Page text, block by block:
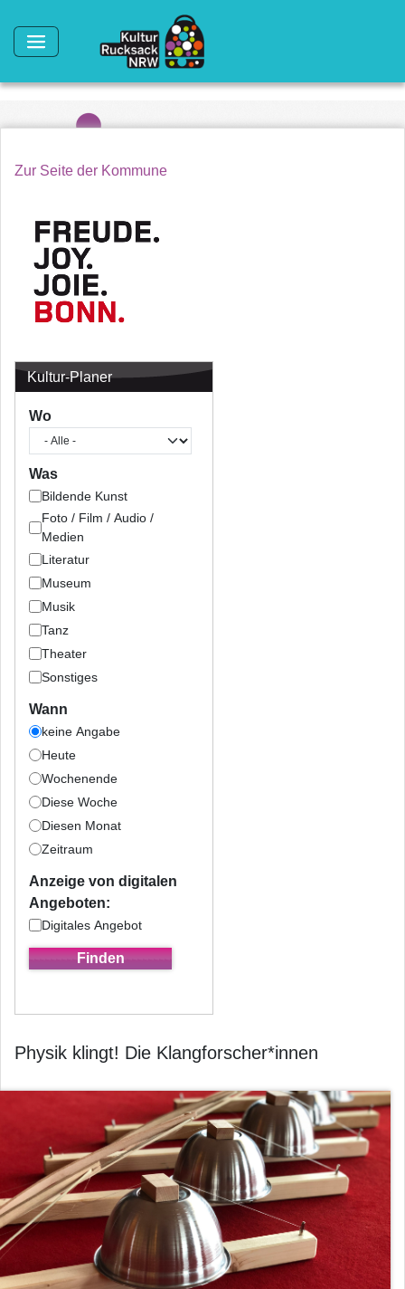
Zur Seite der Kommune
Kultur-Planer
Wo
Was
Bildende Kunst
Foto / Film / Audio /
Medien
Literatur
Museum
Musik
Tanz
Theater
Sonstiges
Wann
keine Angabe
Heute
Wochenende
Diese Woche
Diesen Monat
Zeitraum
Anzeige von digitalen
Angeboten:
Digitales Angebot
Physik klingt! Die Klangforscher*innen